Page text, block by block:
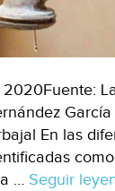
En las
… Seguir